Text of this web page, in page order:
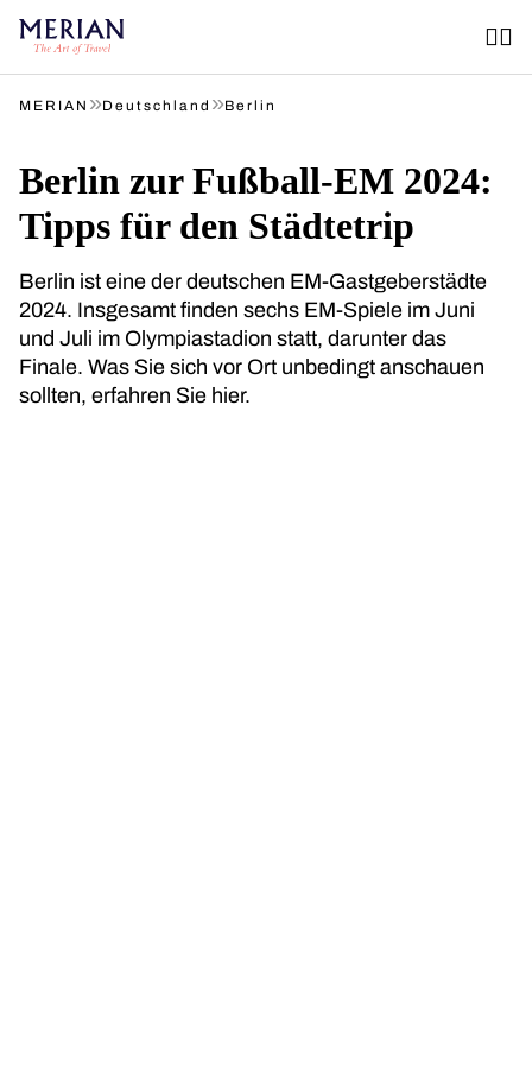
MERIAN »Deutschland »Berlin
Berlin zur Fußball-EM 2024:
Tipps für den Städtetrip
Berlin ist eine der deutschen EM-Gastgeberstädte
2024. Insgesamt finden sechs EM-Spiele im Juni
und Juli im Olympiastadion statt, darunter das
Finale. Was Sie sich vor Ort unbedingt anschauen
sollten, erfahren Sie hier.